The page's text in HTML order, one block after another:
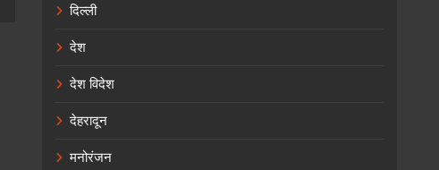
दिल्ली
देश
देश विदेश
देहरादून
मनोरंजन